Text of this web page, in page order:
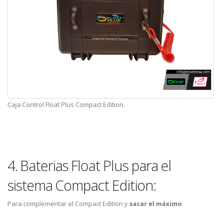
Caja Control Float Plus Compact Edition.
4. Baterias Float Plus para el
sistema Compact Edition:
Para complementar el Compact Edition y sacar el máximo